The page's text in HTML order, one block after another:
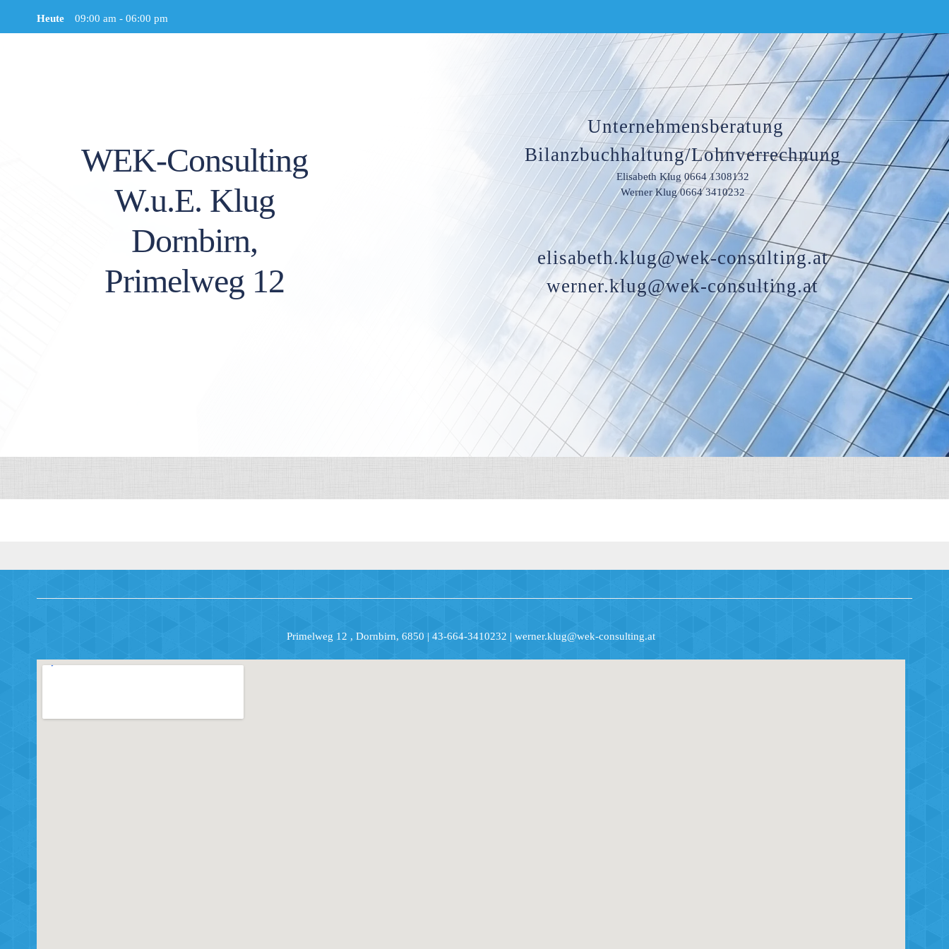
Heute 09:00 am - 06:00 pm
WEK-Consulting
W.u.E. Klug
Dornbirn,
Primelweg 12
Unternehmensberatung
Bilanzbuchhaltung/Lohnverrechnung
Elisabeth Klug 0664 1308132
Werner Klug 0664 3410232
elisabeth.klug@wek-consulting.at
werner.klug@wek-consulting.at
Primelweg 12 , Dornbirn, 6850 | 43-664-3410232 | werner.klug@wek-consulting.at